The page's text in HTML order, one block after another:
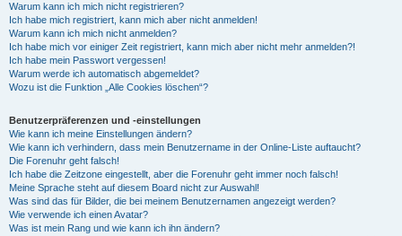
Warum kann ich mich nicht registrieren?
Ich habe mich registriert, kann mich aber nicht anmelden!
Warum kann ich mich nicht anmelden?
Ich habe mich vor einiger Zeit registriert, kann mich aber nicht mehr anmelden?!
Ich habe mein Passwort vergessen!
Warum werde ich automatisch abgemeldet?
Wozu ist die Funktion „Alle Cookies löschen“?
Benutzerpräferenzen und -einstellungen
Wie kann ich meine Einstellungen ändern?
Wie kann ich verhindern, dass mein Benutzername in der Online-Liste auftaucht?
Die Forenuhr geht falsch!
Ich habe die Zeitzone eingestellt, aber die Forenuhr geht immer noch falsch!
Meine Sprache steht auf diesem Board nicht zur Auswahl!
Was sind das für Bilder, die bei meinem Benutzernamen angezeigt werden?
Wie verwende ich einen Avatar?
Was ist mein Rang und wie kann ich ihn ändern?